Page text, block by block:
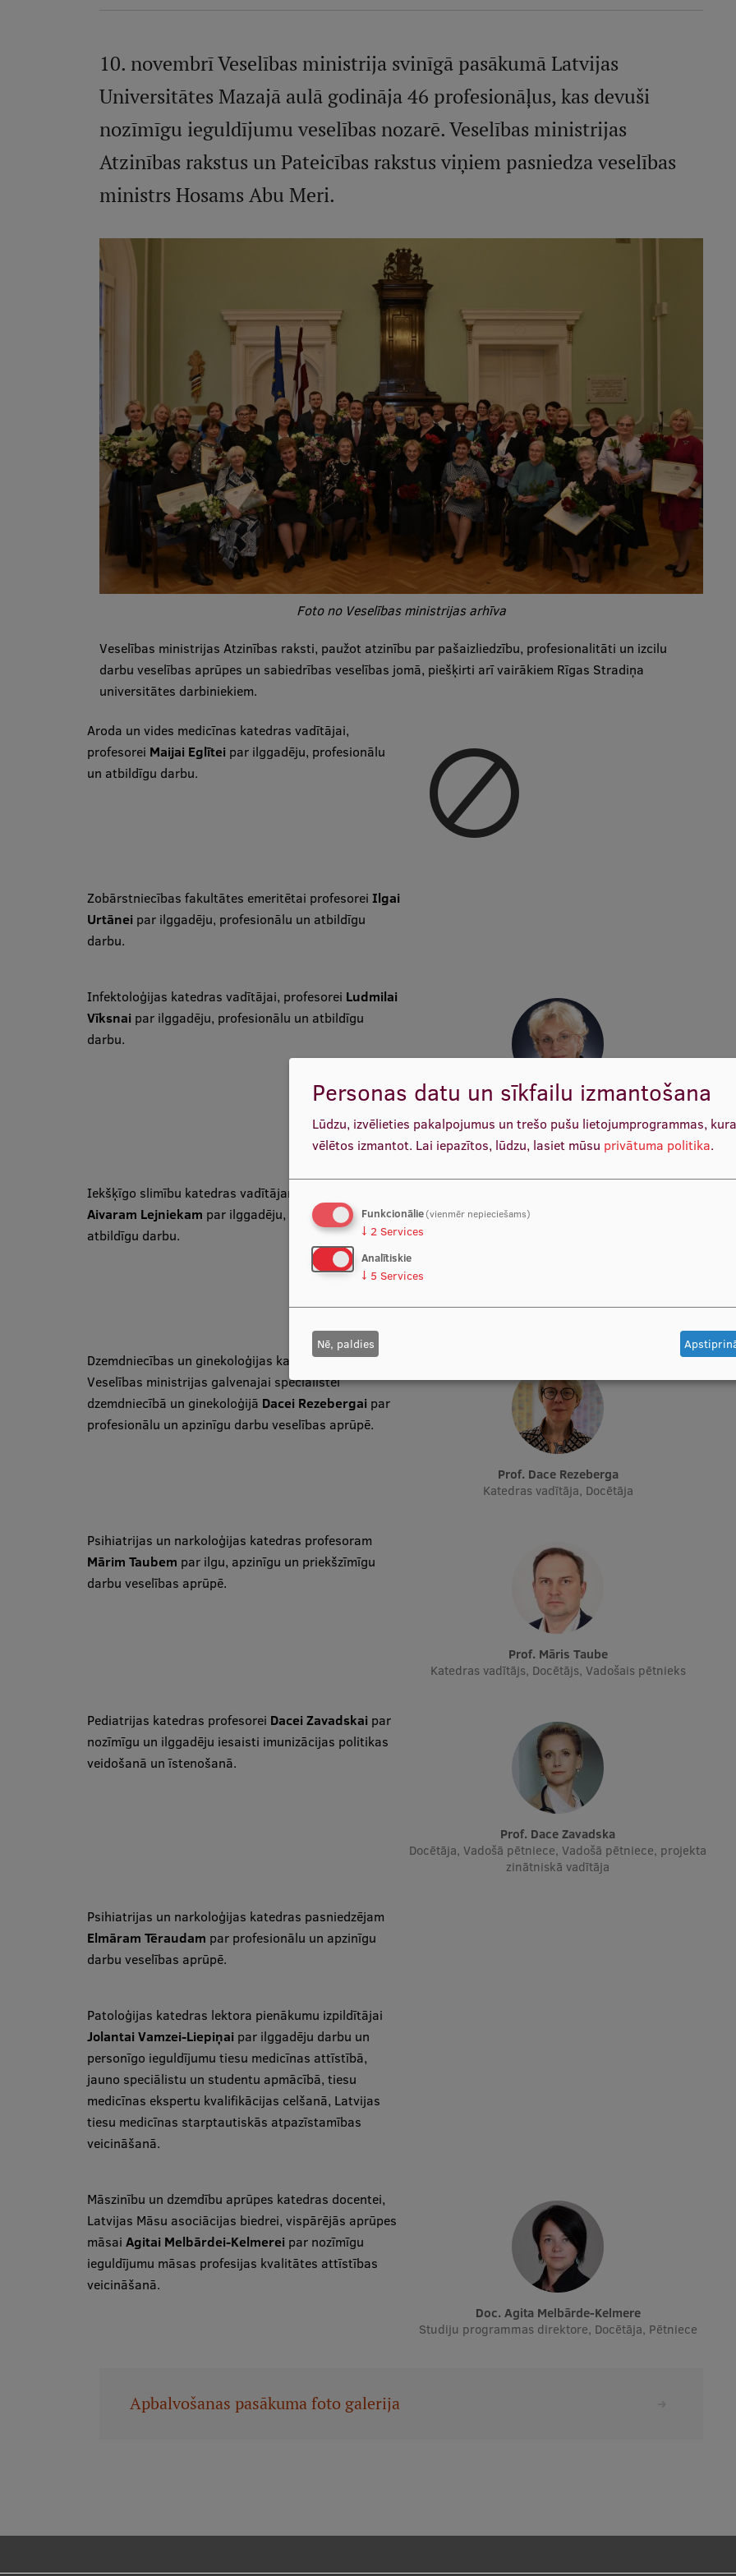
10. novembrī Veselības ministrija svinīgā pasākumā Latvijas
Universitātes Mazajā aulā godināja 46 profesionāļus, kas devuši
nozīmīgu ieguldījumu veselības nozarē. Veselības ministrijas
Atzinības rakstus un Pateicības rakstus viņiem pasniedza veselības
ministrs Hosams Abu Meri.
Foto no Veselības ministrijas arhīva
Veselības ministrijas Atzinības raksti, paužot atzinību par pašaizliedzību, profesionalitāti un izcilu
darbu veselības aprūpes un sabiedrības veselības jomā, piešķirti arī vairākiem Rīgas Stradiņa
universitātes darbiniekiem.
Aroda un vides medicīnas katedras vadītājai,
profesorei Maijai Eglītei par ilggadēju, profesionālu
un atbildīgu darbu.
Zobārstniecības fakultātes emeritētai profesorei Ilgai
Urtānei par ilggadēju, profesionālu un atbildīgu
darbu.
Infektoloģijas katedras vadītājai, profesorei Ludmilai
Vīksnai par ilggadēju, profesionālu un atbildīgu
darbu.
Katedras vadītāja, Docētāja, Padomnieku konventa
priekšsēdētāja
Iekšķīgo slimību katedras vadītājam, profesoram
Aivaram Lejniekam par ilggadēju, profesionālu un
atbildīgu darbu.
Dzemdniecības un ginekoloģijas katedras vadītājai,
Veselības ministrijas galvenajai speciālistei
dzemdniecībā un ginekoloģijā Dacei Rezebergai par
profesionālu un apzinīgu darbu veselības aprūpē.
Prof. Dace Rezeberga
Katedras vadītāja, Docētāja
Psihiatrijas un narkoloģijas katedras profesoram
Mārim Taubem par ilgu, apzinīgu un priekšzīmīgu
darbu veselības aprūpē.
Prof. Māris Taube
Katedras vadītājs, Docētājs, Vadošais pētnieks
Pediatrijas katedras profesorei Dacei Zavadskai par
nozīmīgu un ilggadēju iesaisti imunizācijas politikas
veidošanā un īstenošanā.
Prof. Dace Zavadska
Docētāja, Vadošā pētniece, Vadošā pētniece, projekta
zinātniskā vadītāja
Psihiatrijas un narkoloģijas katedras pasniedzējam
Elmāram Tēraudam par profesionālu un apzinīgu
darbu veselības aprūpē.
Patoloģijas katedras lektora pienākumu izpildītājai
Jolantai Vamzei-Liepiņai par ilggadēju darbu un
personīgo ieguldījumu tiesu medicīnas attīstībā,
jauno speciālistu un studentu apmācībā, tiesu
medicīnas ekspertu kvalifikācijas celšanā, Latvijas
tiesu medicīnas starptautiskās atpazīstamības
veicināšanā.
Māszinību un dzemdību aprūpes katedras docentei,
Latvijas Māsu asociācijas biedrei, vispārējās aprūpes
māsai Agitai Melbārdei-Kelmerei par nozīmīgu
ieguldījumu māsas profesijas kvalitātes attīstības
veicināšanā.
Doc. Agita Melbārde-Kelmere
Studiju programmas direktore, Docētāja, Pētniece
Apbalvošanas pasākuma foto galerija
Personas datu un sīkfailu izmantošana
Lūdzu, izvēlieties pakalpojumus un trešo pušu lietojumprogrammas,
vēlētos izmantot. Lai iepazītos, lūdzu, lasiet mūsu privātuma politika.
Funkcionālie(vienmēr nepieciešams)
↓ 2 Services
Analītiskie
↓ 5 Services
Nē, paldies